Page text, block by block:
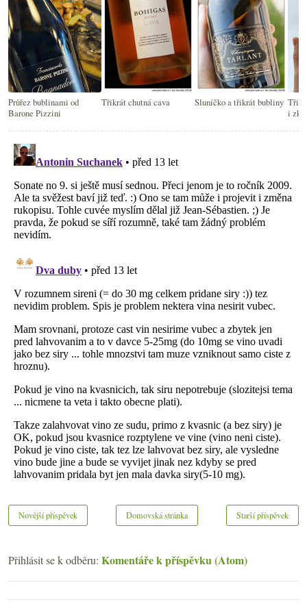
Průřez bublinami od
Barone Pizzini
Třikrát chutná cava Sluníčko a třikrát bubliny
i
Novější příspěvek Starší příspěvek
Domovská stránka
Přihlásit se k odběru: Komentáře k příspěvku (Atom)